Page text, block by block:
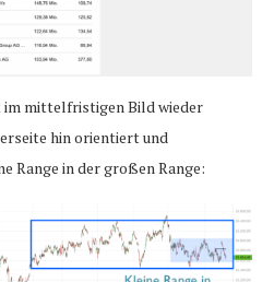
im mittelfristigen Bild wieder
hin orientiert und
Range in der großen Range: